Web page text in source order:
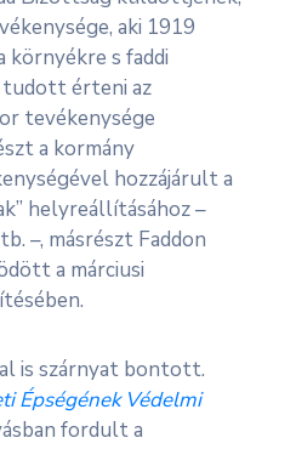
aki 1919
környékre s faddi
tudott érteni az
tevékenysége
a kormány
hozzájárult a
helyreállításához –
–, másrészt Faddon
a márciusi
is szárnyat bontott.
Épségének Védelmi
fordult a